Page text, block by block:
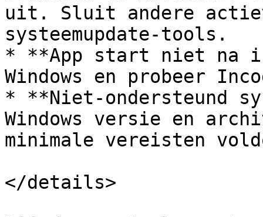
uit. Sluit andere
systeemupdate-tools.
* **App start niet na
Windows en probeer
* **Niet-ondersteund
Windows versie en
minimale vereisten
</details>